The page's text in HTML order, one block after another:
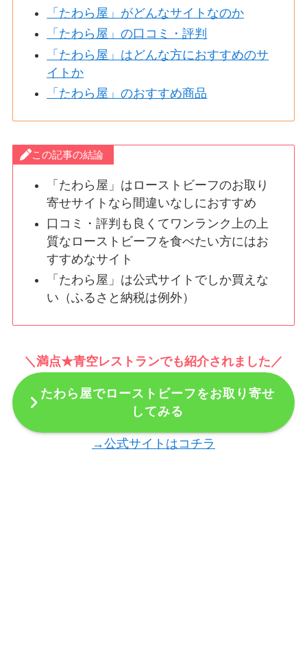
「たわら屋」がどんなサイトなのか
「たわら屋」の口コミ・評判
「たわら屋」はどんな方におすすめのサ
イトか
「たわら屋」のおすすめ商品
この記事の結論
「たわら屋」はローストビーフのお取り
寄せサイトなら間違いなしにおすすめ
口コミ・評判も良くてワンランク上の上
質なローストビーフを食べたい方にはお
すすめなサイト
「たわら屋」は公式サイトでしか買えな
い（ふるさと納税は例外）
＼満点★青空レストランでも紹介されました／
たわら屋でローストビーフをお取り寄せ
してみる
→公式サイトはコチラ